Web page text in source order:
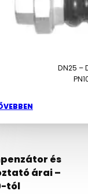
DN25 –
és
árai –
tól